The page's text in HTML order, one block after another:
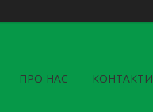
ПРО НАС КОНТАКТИ